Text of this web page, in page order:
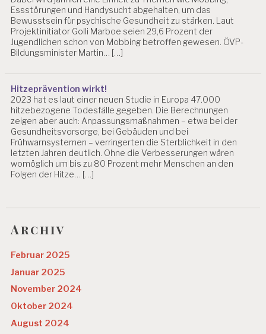
Essstörungen und Handysucht abgehalten, um das
Bewusstsein für psychische Gesundheit zu stärken. Laut
Projektinitiator Golli Marboe seien 29,6 Prozent der
Jugendlichen schon von Mobbing betroffen gewesen. ÖVP-
Bildungsminister Martin… […]
Hitzeprävention wirkt!
2023 hat es laut einer neuen Studie in Europa 47.000
hitzebezogene Todesfälle gegeben. Die Berechnungen
zeigen aber auch: Anpassungsmaßnahmen – etwa bei der
Gesundheitsvorsorge, bei Gebäuden und bei
Frühwarnsystemen – verringerten die Sterblichkeit in den
letzten Jahren deutlich. Ohne die Verbesserungen wären
womöglich um bis zu 80 Prozent mehr Menschen an den
Folgen der Hitze… […]
Archiv
Februar 2025
Januar 2025
November 2024
Oktober 2024
August 2024